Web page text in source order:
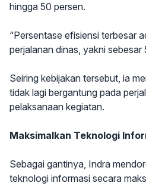
hingga 50 persen.
“Persentase efisiensi terbesar
perjalanan dinas, yakni sebesar
Seiring kebijakan tersebut, ia
tidak lagi bergantung pada
pelaksanaan kegiatan.
Maksimalkan Teknologi
Sebagai gantinya, Indra
teknologi informasi secara